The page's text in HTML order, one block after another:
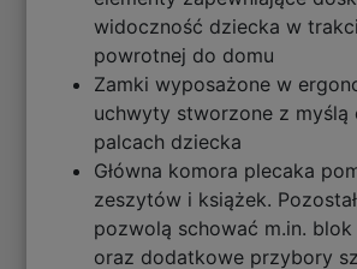
widoczność dziecka w
powrotnej do domu
Zamki wyposażone w
uchwyty stworzone z myślą
palcach dziecka
Główna komora plecaka
zeszytów i książek.
pozwolą schować m.in.
oraz dodatkowe przybory